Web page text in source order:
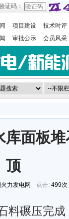
证码：
项目建设
技术时评
审批公示 会员风采
面板
顶
力发电网 点击: 499次
料碾压完